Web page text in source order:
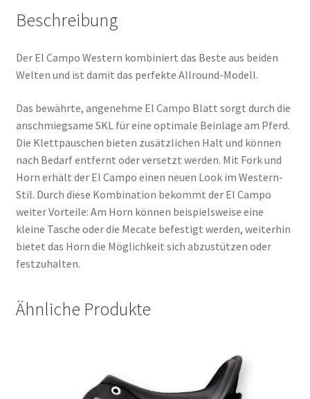
Beschreibung
Der El Campo Western kombiniert das Beste aus beiden
Welten und ist damit das perfekte Allround-Modell.
Das bewährte, angenehme El Campo Blatt sorgt durch die
anschmiegsame SKL für eine optimale Beinlage am Pferd.
Die Klettpauschen bieten zusätzlichen Halt und können
nach Bedarf entfernt oder versetzt werden. Mit Fork und
Horn erhält der El Campo einen neuen Look im Western-
Stil. Durch diese Kombination bekommt der El Campo
weiter Vorteile: Am Horn können beispielsweise eine
kleine Tasche oder die Mecate befestigt werden, weiterhin
bietet das Horn die Möglichkeit sich abzustützen oder
festzuhalten.
Ähnliche Produkte